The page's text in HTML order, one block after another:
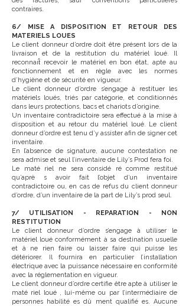
contraires.
6/ MISE A DISPOSITION ET RETOUR DES
MATERIELS LOUES
Le client donneur d’ordre doit être présent lors de la
livraison et de la restitution du matériel loué. Il
reconnaıt̂ recevoir le matériel en bon état, apte au
fonctionnement et en règle avec les normes
d’hygiène et de sécurité en vigueur.
Le client donneur d’ordre s’engage à restituer les
matériels loués, triés par catégorie, et conditionnés
dans leurs protections, bacs et chariots d’origine.
Un inventaire contradictoire sera effectué à la mise à
disposition et au retour du matériel loué. Le client
donneur d’ordre est tenu d’y assister afin de signer cet
inventaire.
En l’absence de signature, aucune contestation ne
sera admise et seul l’inventaire de Lily’s Prod fera foi.
Le maté riel ne sera considé ré comme restitué
qu’aprè s avoir fait l’objet d’un inventaire
contradictoire ou, en cas de refus du client donneur
d’ordre, d’un inventaire de la part de Lily’s prod seul.
7/ UTILISATION - REPARATION - NON
RESTITUTION
Le client donneur d’ordre s’engage à utiliser le
matériel loué conformément à sa destination usuelle
et à ne rien faire ou laisser faire qui puisse les
détériorer. Il fournira en particulier l’installation
électrique avec la puissance nécessaire en conformité
avec la réglementation en vigueur.
Le client donneur d’ordre certifie être apte à utiliser le
maté riel loué , lui-même ou par l’intermédiaire de
personnes habilité es dû ment qualifié es. Aucune